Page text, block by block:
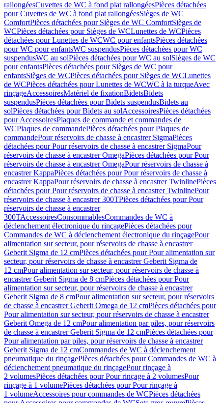
rallongéesCuvettes de WC à fond plat rallongéesPièces détachées
pour Cuvettes de WC à fond plat rallongéesSièges de WC
ComfortPièces détachées pour Sièges de WC ComfortSièges de
WCPièces détachées pour Sièges de WCLunettes de WCPièces
détachées pour Lunettes de WCWC pour enfantsPièces détachées
pour WC pour enfantsWC suspendusPièces détachées pour WC
suspendusWC au solPièces détachées pour WC au solSièges de WC
pour enfantsPièces détachées pour Sièges de WC pour
enfantsSièges de WCPièces détachées pour Sièges de WCLunettes
de WCPièces détachées pour Lunettes de WCWC à la turqueAvec
rinçageAccessoiresMatériel de fixationBidetsBidets
suspendusPièces détachées pour Bidets suspendusBidets au
solPièces détachées pour Bidets au solAccessoiresPièces détachées
pour AccessoiresPlaques de commande et commandes de
WCPlaques de commandePièces détachées pour Plaques de
commandePour réservoirs de chasse à encastrer SigmaPièces
détachées pour Pour réservoirs de chasse à encastrer SigmaPour
réservoirs de chasse à encastrer OmegaPièces détachées pour Pour
réservoirs de chasse à encastrer OmegaPour réservoirs de chasse à
encastrer KappaPièces détachées pour Pour réservoirs de chasse à
encastrer KappaPour réservoirs de chasse à encastrer TwinlinePièces
détachées pour Pour réservoirs de chasse à encastrer TwinlinePour
réservoirs de chasse à encastrer 300TPièces détachées pour Pour
réservoirs de chasse à encastrer
300TAccessoiresConsommablesCommandes de WC à
déclenchement électronique du rinçagePièces détachées pour
Commandes de WC à déclenchement électronique du rinçagePour
alimentation sur secteur, pour réservoirs de chasse à encastrer
Geberit Sigma de 12 cmPièces détachées pour Pour alimentation sur
secteur, pour réservoirs de chasse à encastrer Geberit Sigma de
12 cmPour alimentation sur secteur, pour réservoirs de chasse à
encastrer Geberit Sigma de 8 cmPièces détachées pour Pour
alimentation sur secteur, pour réservoirs de chasse à encastrer
Geberit Sigma de 8 cmPour alimentation sur secteur, pour réservoirs
de chasse à encastrer Geberit Omega de 12 cmPièces détachées pour
Pour alimentation sur secteur, pour réservoirs de chasse à encastrer
Geberit Omega de 12 cmPour alimentation par piles, pour réservoirs
de chasse à encastrer Geberit Sigma de 12 cmPièces détachées pour
Pour alimentation par piles, pour réservoirs de chasse à encastrer
Geberit Sigma de 12 cmCommandes de WC à déclenchement
pneumatique du rinçagePièces détachées pour Commandes de WC à
déclenchement pneumatique du rinçagePour rinçage à
2 volumesPièces détachées pour Pour rinçage à 2 volumesPour
rinçage à 1 volumePièces détachées pour Pour rinçage à
1 volumeAccessoires pour commandes de WCPièces détachées